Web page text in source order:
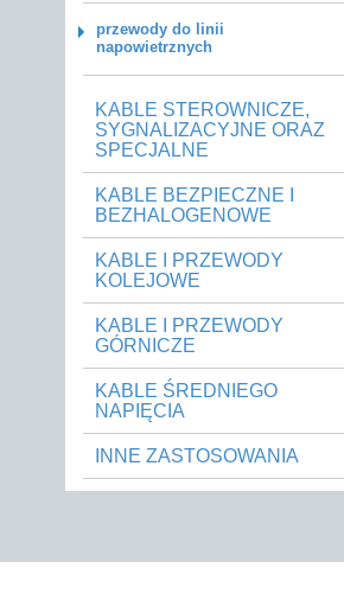
przewody do linii
napowietrznych
KABLE STEROWNICZE,
SYGNALIZACYJNE ORAZ
SPECJALNE
KABLE BEZPIECZNE I
BEZHALOGENOWE
KABLE I PRZEWODY
KOLEJOWE
KABLE I PRZEWODY
GÓRNICZE
KABLE ŚREDNIEGO
NAPIĘCIA
INNE ZASTOSOWANIA